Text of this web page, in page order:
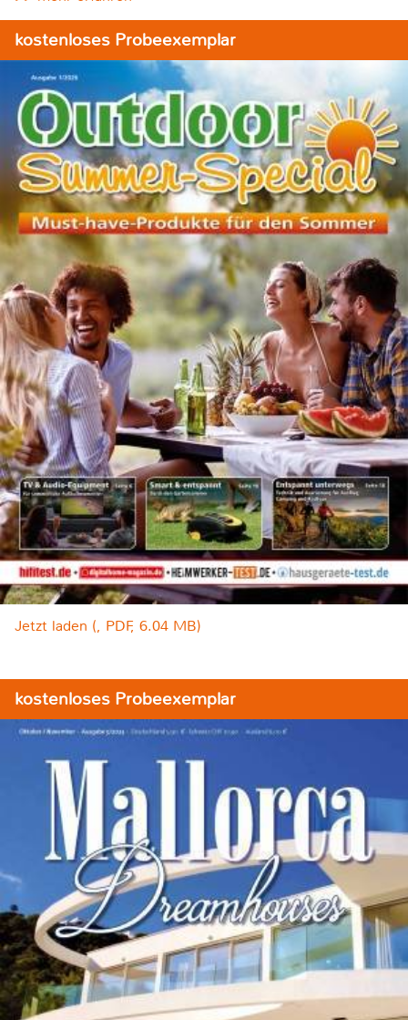
kostenloses Probeexemplar
Jetzt laden (, PDF, 6.04 MB)
kostenloses Probeexemplar